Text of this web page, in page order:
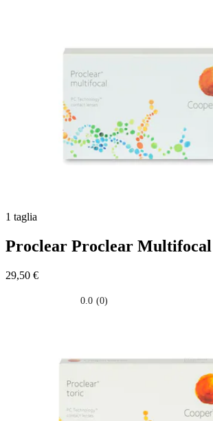
1 taglia
Proclear Proclear
29,50 €
0.0 (0)